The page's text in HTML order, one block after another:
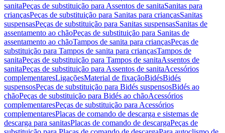
sanitaPeças de substituição para Assentos de sanitaSanitas para
criançasPeças de substituição para Sanitas para criançasSanitas
suspensasPeças de substituição para Sanitas suspensasSanitas de
assentamento ao chãoPeças de substituição para Sanitas de
assentamento ao chãoTampos de sanita para criançasPeças de
substituição para Tampos de sanita para criançasTampos de
sanitaPeças de substituição para Tampos de sanitaAssentos de
sanitaPeças de substituição para Assentos de sanitaAcessórios
complementaresLigaçõesMaterial de fixaçãoBidésBidés
suspensosPeças de substituição para Bidés suspensosBidés ao
chãoPeças de substituição para Bidés ao chãoAcessórios
complementaresPeças de substituição para Acessórios
complementaresPlacas de comando de descarga e sistemas de
descarga para sanitasPlacas de comando de descargaPeças de